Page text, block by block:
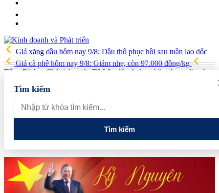
Giá xăng dầu hôm nay 9/8: Dầu thô phục hồi sau tuần lao dốc
Giá cà phê hôm nay 9/8: Giảm nhẹ, còn 97.000 đồng/kg
Tổng Bí thư, Chủ tịch nước Tô Lâm lên đường thăm Australia và
New Zealand
quan đến lĩnh vực tài chính, ngân hàng
Xử lý đến cùng các
vướng mắc, không đẩy doanh nghiệp đi vòng
Tìm kiếm
Tìm kiếm